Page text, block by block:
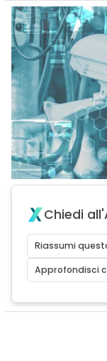
Chiedi
Riassumi
Approfondisci